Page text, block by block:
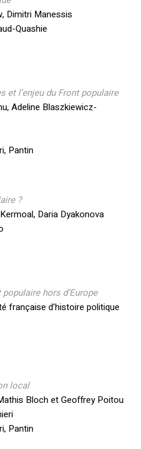
est vide.
à la
Dimitri Manessis
Quashie
et l’enjeu du Front populaire
Adeline Blaszkiewicz-
Pantin
?
Daria Dyakonova
hors d’Europe
française d’histoire politique
local
Bloch et Geoffrey Poitou
Pantin